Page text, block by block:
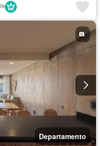
Departamento